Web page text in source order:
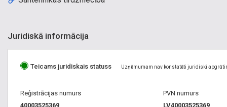
Juridiskā informācija
Teicams juridiskais statuss Uzņēmumam nav konstatēti juridiski
Reģistrācijas numurs
40003525369
PVN numurs
LV40003525369